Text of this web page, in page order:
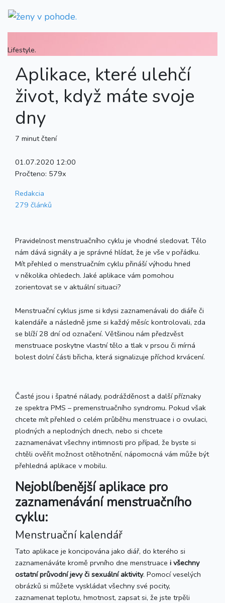
Lifestyle.
Aplikace, které ulehčí
život, když máte svoje
dny
7 minut čtení
01.07.2020 12:00
Pročteno: 579x
Redakcia
279 článků
Pravidelnost menstruačního cyklu je vhodné sledovat. Tělo
nám dává signály a je správné hlídat, že je vše v pořádku.
Mít přehled o menstruačním cyklu přináší výhodu hned
v několika ohledech. Jaké aplikace vám pomohou
zorientovat se v aktuální situaci?
Menstruační cyklus jsme si kdysi zaznamenávali do diáře či
kalendáře a následně jsme si každý měsíc kontrolovali, zda
se blíží 28 dní od označení. Většinou nám předzvěst
menstruace poskytne vlastní tělo a tlak v prsou či mírná
bolest dolní části břicha, která signalizuje příchod krvácení.
Časté jsou i špatné nálady, podrážděnost a další příznaky
ze spektra PMS – premenstruačního syndromu. Pokud však
chcete mít přehled o celém průběhu menstruace i o ovulaci,
plodných a neplodných dnech, nebo si chcete
zaznamenávat všechny intimnosti pro případ, že byste si
chtěli ověřit možnost otěhotnění, nápomocná vám může být
přehledná aplikace v mobilu.
Nejoblíbenější aplikace pro
zaznamenávání menstruačního
cyklu:
Menstruační kalendář
Tato aplikace je koncipována jako diář, do kterého si
zaznamenáváte kromě prvního dne menstruace i všechny
ostatní průvodní jevy či sexuální aktivity. Pomocí veselých
obrázků si můžete vyskládat všechny své pocity,
zaznamenat teplotu, hmotnost, zapsat si, že jste trpěli